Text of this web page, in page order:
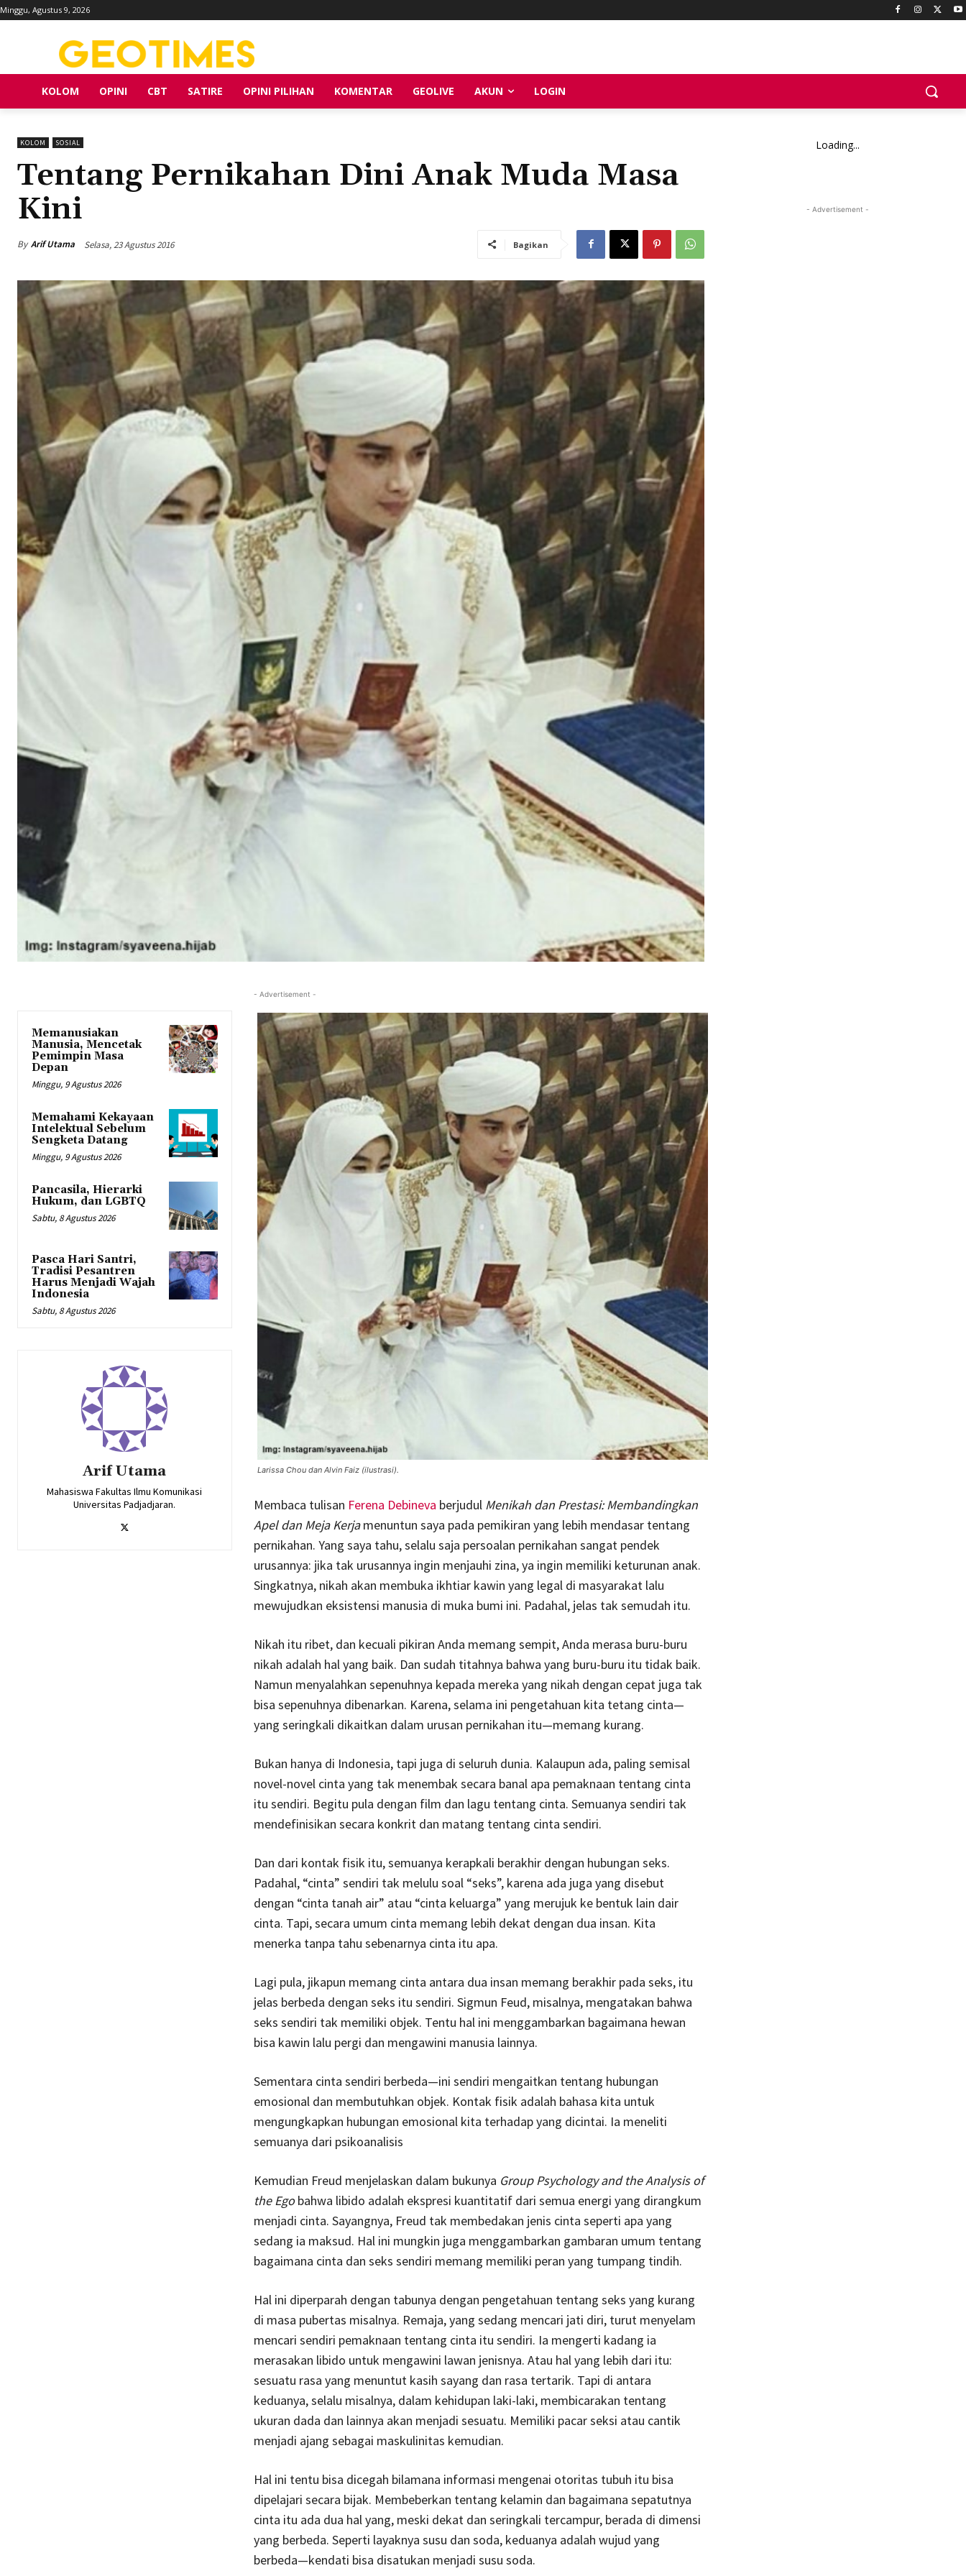
Minggu, Agustus 9, 2026
KOLOM OPINI CBT SATIRE OPINI PILIHAN KOMENTAR GEOLIVE AKUN LOGIN
KOLOM SOSIAL
Tentang Pernikahan Dini Anak Muda Masa
Kini
By Arif Utama Selasa, 23 Agustus 2016 Bagikan
Memanusiakan
Manusia, Mencetak
Pemimpin Masa
Depan
Minggu, 9 Agustus 2026
Memahami Kekayaan
Intelektual Sebelum
Sengketa Datang
Minggu, 9 Agustus 2026
Pancasila, Hierarki
Hukum, dan LGBTQ
Sabtu, 8 Agustus 2026
Pasca Hari Santri,
Tradisi Pesantren
Harus Menjadi Wajah
Indonesia
Sabtu, 8 Agustus 2026
Arif Utama
Mahasiswa Fakultas Ilmu Komunikasi
Universitas Padjadjaran.
- Advertisement -
Larissa Chou dan Alvin Faiz (ilustrasi).
Membaca tulisan Ferena Debineva berjudul Menikah dan Prestasi: Membandingkan
Apel dan Meja Kerjamenuntun saya pada pemikiran yang lebih mendasar tentang
pernikahan. Yang saya tahu, selalu saja persoalan pernikahan sangat pendek
urusannya: jika tak urusannya ingin menjauhi zina, ya ingin memiliki keturunan anak.
Singkatnya, nikah akan membuka ikhtiar kawin yang legal di masyarakat lalu
mewujudkan eksistensi manusia di muka bumi ini. Padahal, jelas tak semudah itu.
Nikah itu ribet, dan kecuali pikiran Anda memang sempit, Anda merasa buru-buru
nikah adalah hal yang baik. Dan sudah titahnya bahwa yang buru-buru itu tidak baik.
Namun menyalahkan sepenuhnya kepada mereka yang nikah dengan cepat juga tak
bisa sepenuhnya dibenarkan. Karena, selama ini pengetahuan kita tetang cinta—
yang seringkali dikaitkan dalam urusan pernikahan itu—memang kurang.
Bukan hanya di Indonesia, tapi juga di seluruh dunia. Kalaupun ada, paling semisal
novel-novel cinta yang tak menembak secara banal apa pemaknaan tentang cinta
itu sendiri. Begitu pula dengan film dan lagu tentang cinta. Semuanya sendiri tak
mendefinisikan secara konkrit dan matang tentang cinta sendiri.
Dan dari kontak fisik itu, semuanya kerapkali berakhir dengan hubungan seks.
Padahal, “cinta” sendiri tak melulu soal “seks”, karena ada juga yang disebut
dengan “cinta tanah air” atau “cinta keluarga” yang merujuk ke bentuk lain dair
cinta. Tapi, secara umum cinta memang lebih dekat dengan dua insan. Kita
menerka tanpa tahu sebenarnya cinta itu apa.
Lagi pula, jikapun memang cinta antara dua insan memang berakhir pada seks, itu
jelas berbeda dengan seks itu sendiri. Sigmun Feud, misalnya, mengatakan bahwa
seks sendiri tak memiliki objek. Tentu hal ini menggambarkan bagaimana hewan
bisa kawin lalu pergi dan mengawini manusia lainnya.
Sementara cinta sendiri berbeda—ini sendiri mengaitkan tentang hubungan
emosional dan membutuhkan objek. Kontak fisik adalah bahasa kita untuk
mengungkapkan hubungan emosional kita terhadap yang dicintai. Ia meneliti
semuanya dari psikoanalisis
Kemudian Freud menjelaskan dalam bukunya Group Psychology and the Analysis of
the Egobahwa libido adalah ekspresi kuantitatif dari semua energi yang dirangkum
menjadi cinta. Sayangnya, Freud tak membedakan jenis cinta seperti apa yang
sedang ia maksud. Hal ini mungkin juga menggambarkan gambaran umum tentang
bagaimana cinta dan seks sendiri memang memiliki peran yang tumpang tindih.
Hal ini diperparah dengan tabunya dengan pengetahuan tentang seks yang kurang
di masa pubertas misalnya. Remaja, yang sedang mencari jati diri, turut menyelam
mencari sendiri pemaknaan tentang cinta itu sendiri. Ia mengerti kadang ia
merasakan libido untuk mengawini lawan jenisnya. Atau hal yang lebih dari itu:
sesuatu rasa yang menuntut kasih sayang dan rasa tertarik. Tapi di antara
keduanya, selalu misalnya, dalam kehidupan laki-laki, membicarakan tentang
ukuran dada dan lainnya akan menjadi sesuatu. Memiliki pacar seksi atau cantik
menjadi ajang sebagai maskulinitas kemudian.
Hal ini tentu bisa dicegah bilamana informasi mengenai otoritas tubuh itu bisa
dipelajari secara bijak. Membeberkan tentang kelamin dan bagaimana sepatutnya
cinta itu ada dua hal yang, meski dekat dan seringkali tercampur, berada di dimensi
yang berbeda. Seperti layaknya susu dan soda, keduanya adalah wujud yang
berbeda—kendati bisa disatukan menjadi susu soda.
Loading...
- Advertisement -